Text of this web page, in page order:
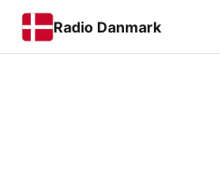
Radio Danmark